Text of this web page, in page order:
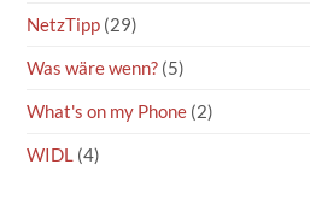
NetzTipp (29)
Was wäre wenn? (5)
What's on my Phone (2)
WIDL (4)